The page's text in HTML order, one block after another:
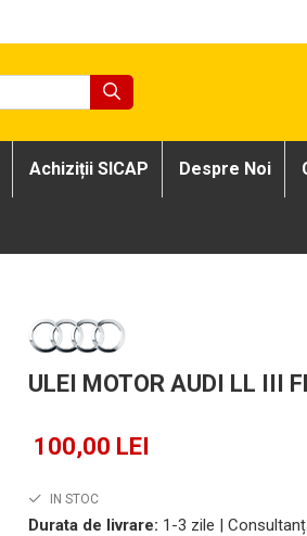
Achiziții SICAP Despre Noi
ULEI MOTOR AUDI LL III
100,00 LEI
IN STOC
Durata de livrare: 1-3 zile |